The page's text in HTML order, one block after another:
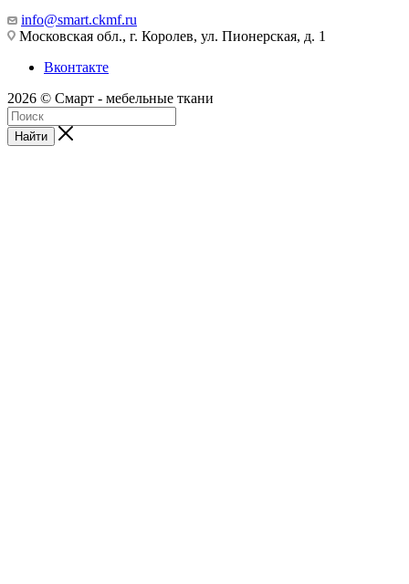
info@smart.ckmf.ru
Московская обл., г. Королев, ул. Пионерская, д. 1
Вконтакте
2026 © Смарт - мебельные ткани
Найти